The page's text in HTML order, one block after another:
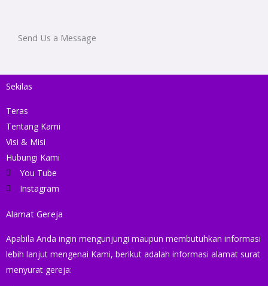
Send Us a Message
Sekilas
Teras
Tentang Kami
Visi & Misi
Hubungi Kami
You Tube
Instagram
Alamat Gereja
Apabila Anda ingin mengunjungi maupun membutuhkan informasi
lebih lanjut mengenai Kami, berikut adalah informasi alamat surat
menyurat gereja: